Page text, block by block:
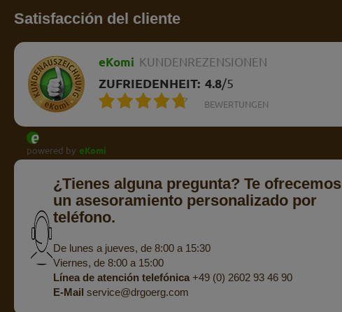
Satisfacción del cliente
eKomi KUNDENREZENSIONEN
ZUFRIEDENHEIT: 4.8/5
BEWERTUNGEN
powered by eKomi
¿Tienes alguna pregunta? Te ofrecemos
un asesoramiento personalizado por
teléfono.
De lunes a jueves, de 8:00 a 15:30
Viernes, de 8:00 a 15:00
Línea de atención telefónica +49 (0) 2602 93 46 90
E-Mail service@drgoerg.com